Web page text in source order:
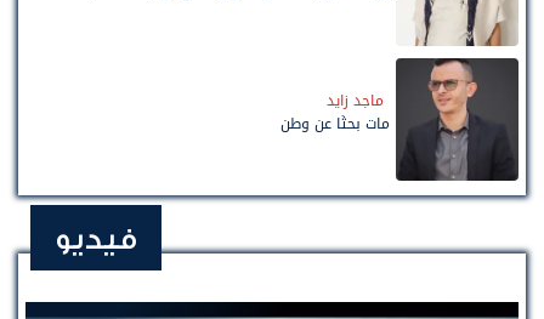
ماجد زايد
مات بحثًا عن وطن
فيديو